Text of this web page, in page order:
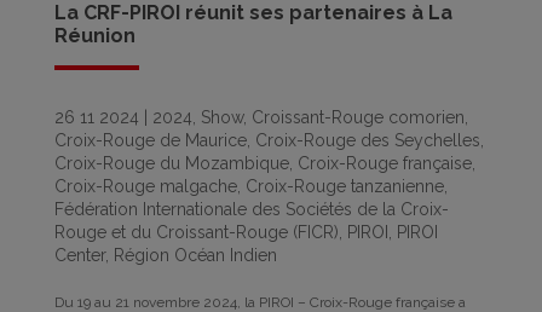
La CRF-PIROI réunit ses partenaires à La
Réunion
26 11 2024 2024 Show, Croissant-Rouge comorien
Croix-Rouge de Maurice, Croix-Rouge des Seychelles
Croix-Rouge du Mozambique, Croix-Rouge française,
Croix-Rouge malgache, Croix-Rouge tanzanienne,
Fédération Internationale des Sociétés de la Croix-
Rouge et du Croissant-Rouge (FICR)
PIROI
PIROI
Center, Région Océan Indien
Du 19 au 21 novembre 2024, la PIROI – Croix-Rouge française a